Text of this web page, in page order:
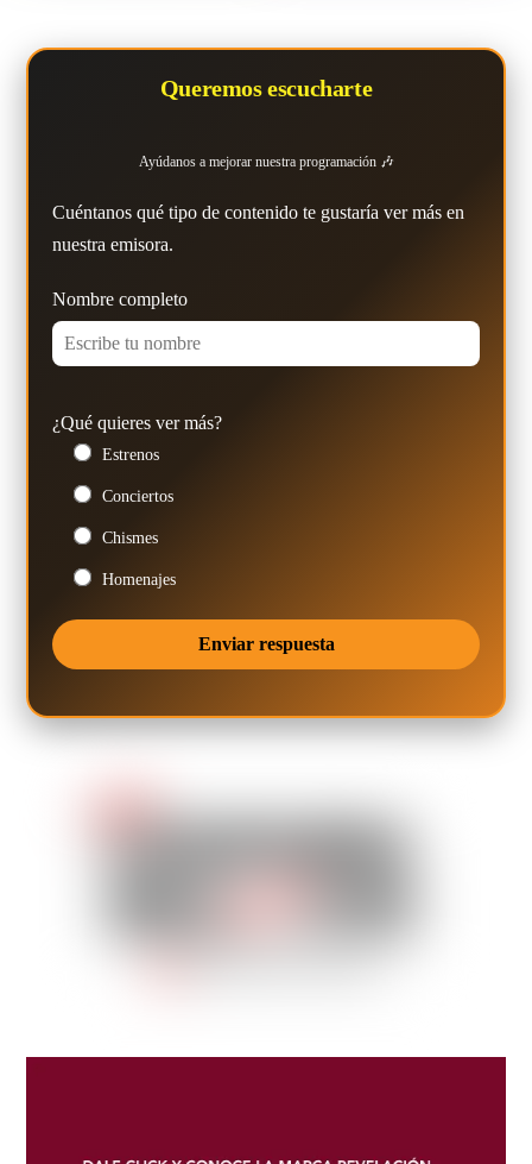
Queremos escucharte
Ayúdanos a mejorar nuestra programación 🎶
Cuéntanos qué tipo de contenido te gustaría ver más en
nuestra emisora.
Nombre completo
¿Qué quieres ver más?
Estrenos
Conciertos
Chismes
Homenajes